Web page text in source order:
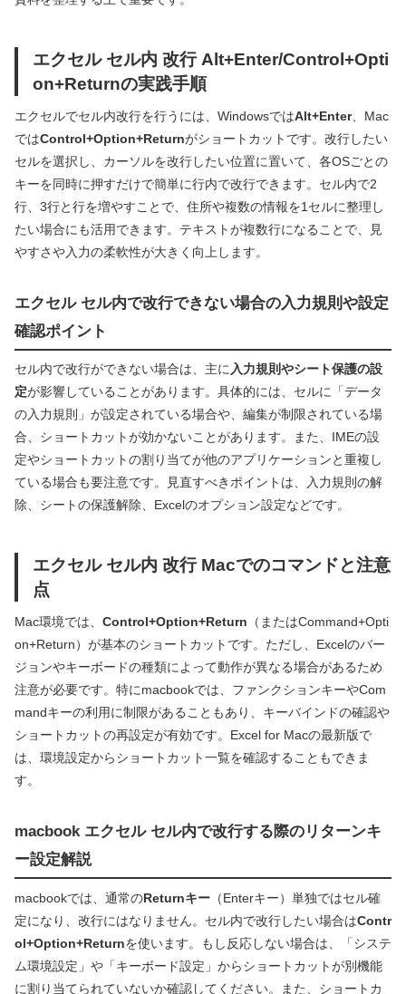
エクセル セル内 改行 Alt+Enter/Control+Opti
on+Returnの実践手順
エクセルでセル内改行を行うには、WindowsではAlt+Enter、Mac
ではControl+Option+Returnがショートカットです。改行したい
セルを選択し、カーソルを改行したい位置に置いて、各OSごとの
キーを同時に押すだけで簡単に行内で改行できます。セル内で2
行、3行と行を増やすことで、住所や複数の情報を1セルに整理し
たい場合にも活用できます。テキストが複数行になることで、見
やすさや入力の柔軟性が大きく向上します。
エクセル セル内で改行できない場合の入力規則や設定
確認ポイント
セル内で改行ができない場合は、主に 入力規則やシート保護の設
定が影響していることがあります。具体的には、セルに「データ
の入力規則」が設定されている場合や、編集が制限されている場
合、ショートカットが効かないことがあります。また、IMEの設
定やショートカットの割り当てが他のアプリケーションと重複し
ている場合も要注意です。見直すべきポイントは、入力規則の解
除、シートの保護解除、Excelのオプション設定などです。
エクセル セル内 改行 Macでのコマンドと注意
点
Mac環境では、 Control+Option+Return （またはCommand+Opti
on+Return）が基本のショートカットです。ただし、Excelのバー
ジョンやキーボードの種類によって動作が異なる場合があるため
注意が必要です。特にmacbookでは、ファンクションキーやCom
mandキーの利用に制限があることもあり、キーバインドの確認や
ショートカットの再設定が有効です。Excel for Macの最新版で
は、環境設定からショートカット一覧を確認することもできま
す。
macbook エクセル セル内で改行する際のリターンキ
ー設定解説
macbookでは、通常のReturnキー （Enterキー）単独ではセル確
定になり、改行にはなりません。セル内で改行したい場合はContr
ol+Option+Returnを使います。もし反応しない場合は、「システ
ム環境設定」や「キーボード設定」からショートカットが別機能
に割り当てられていないか確認してください。また、ショートカ